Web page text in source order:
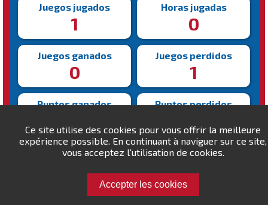
Ce site utilise des cookies pour vous offrir la meilleure
expérience possible. En continuant à naviguer sur ce site,
vous acceptez l'utilisation de cookies.
Accepter les cookies
Juegos jugados
1
Horas jugadas
0
Juegos ganados
0
Juegos perdidos
1
Puntos ganados Puntos perdidos
Victoria más rápida
N/A
Victoria más lenta
N/A